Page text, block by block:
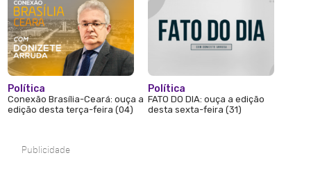
Política
Conexão Brasília-Ceará: ouça a
edição desta terça-feira (04)
Política
FATO DO DIA: ouça a edição
desta sexta-feira (31)
Publicidade